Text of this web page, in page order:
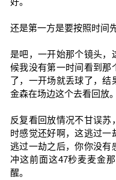
还是第一方是要按照时间
是吧，一开始那个镜头，
候我没有第一时间看到那
了，一开场就丢球了，结
金森在场边这个去看回放。
反复看回放情况不甘误苏
时感觉还好啊，这逃过一
逃过一劫之后，你你没有
冲这前面这47秒麦麦金
醒。